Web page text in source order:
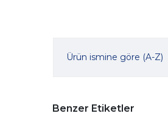
Ürün ismine göre (A-Z)
Benzer Etiketler